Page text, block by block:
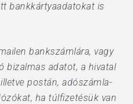
bankkártyaadatokat is
bankszámlára, vagy
bizalmas adatot, a hivatal
postán, adószámla-
ha túlfizetésük van